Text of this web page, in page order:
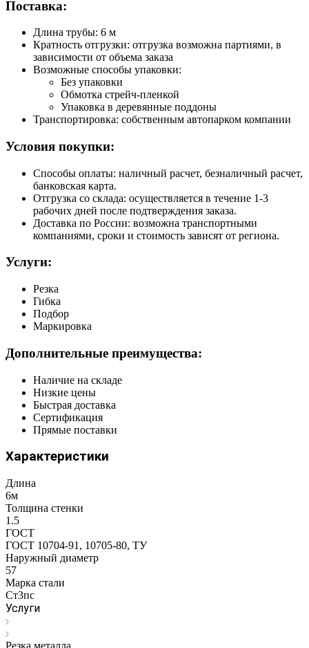
Поставка:
Длина трубы: 6 м
Кратность отгрузки: отгрузка возможна партиями, в
зависимости от объема заказа
Возможные способы упаковки:
Без упаковки
Обмотка стрейч-пленкой
Упаковка в деревянные поддоны
Транспортировка: собственным автопарком компании
Условия покупки:
Способы оплаты: наличный расчет, безналичный расчет,
банковская карта.
Отгрузка со склада: осуществляется в течение 1-3
рабочих дней после подтверждения заказа.
Доставка по России: возможна транспортными
компаниями, сроки и стоимость зависят от региона.
Услуги:
Резка
Гибка
Подбор
Маркировка
Дополнительные преимущества:
Наличие на складе
Низкие цены
Быстрая доставка
Сертификация
Прямые поставки
Характеристики
Длина
6м
Толщина стенки
1.5
ГОСТ
ГОСТ 10704-91, 10705-80, ТУ
Наружный диаметр
57
Марка стали
Ст3пс
Услуги
Резка металла